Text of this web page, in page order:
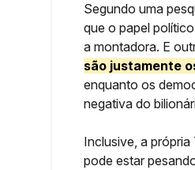
Segundo uma
que o papel
a montadora. E
são justamente
enquanto os
negativa do
Inclusive, a
pode estar